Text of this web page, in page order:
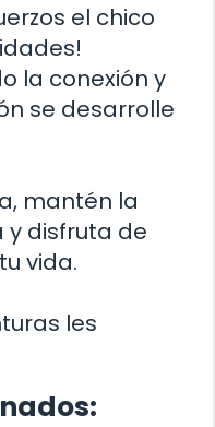
el chico
la conexión y
se desarrolle
mantén la
disfruta de
vida.
les